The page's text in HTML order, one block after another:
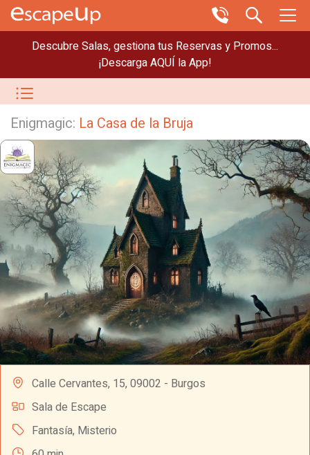
Descubre Salas, gestiona tus Reservas y Promos...
¡Descarga AQUÍ la App!
Enigmagic: La Casa de la Bruja
Calle Cervantes, 15, 09002 - Burgos
Sala de Escape
Fantasía, Misterio